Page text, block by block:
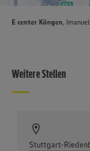
E center Köngen,
Weitere Stellen
Stuttgart-